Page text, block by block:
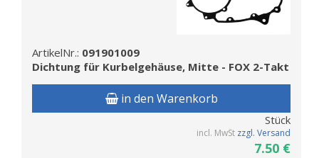
ArtikelNr.: 091901009
Dichtung für Kurbelgehäuse, Mitte - FOX 2-Takt
in den Warenkorb
Stück
incl. MwSt zzgl. Versand
7.50 €